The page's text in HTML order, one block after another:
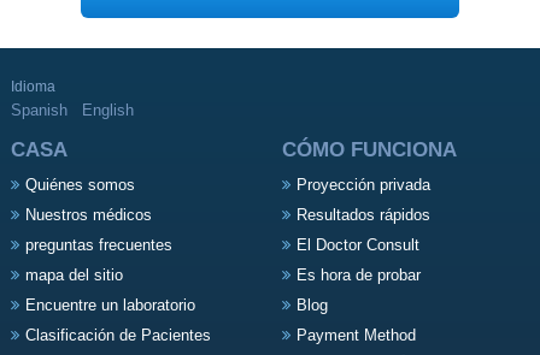
Idioma
Spanish English
CASA
Quiénes somos
Nuestros médicos
preguntas frecuentes
mapa del sitio
Encuentre un laboratorio
Clasificación de Pacientes
CÓMO FUNCIONA
Proyección privada
Resultados rápidos
El Doctor Consult
Es hora de probar
Blog
Payment Method